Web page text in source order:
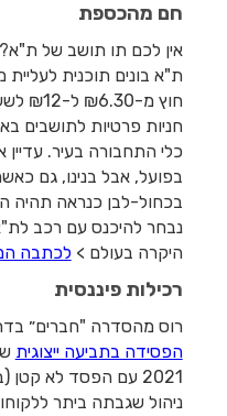
חם מהכספת
אין לכם תו תושב של ת"א?
ת"א בונים תוכנית
חוץ
חניות פרטיות לתושבים
כלי התחבורה בעיר. עדיין
בפועל, אבל בנינו, גם
בכחול-לבן כנראה תהיה
נבחר להיכנס עם רכב
היקרה בעולם > לכתבה
רכילות פיננסית
רוס מהסדרה "חברים״
הפסידה בתביעה ייצוגית
2021 עם הפסד לא
ניהול שגבתה ביתר